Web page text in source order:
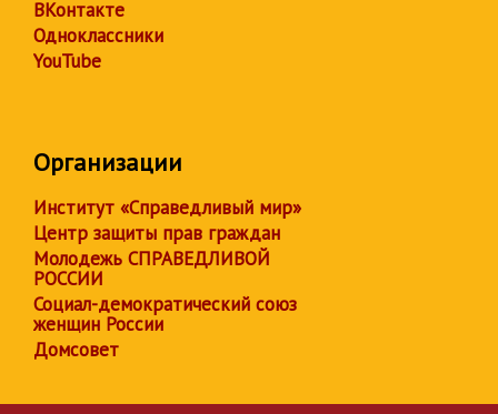
ВКонтакте
Одноклассники
YouTube
Организации
Институт «Справедливый мир»
Центр защиты прав граждан
Молодежь СПРАВЕДЛИВОЙ
РОССИИ
Социал-демократический союз
женщин России
Домсовет